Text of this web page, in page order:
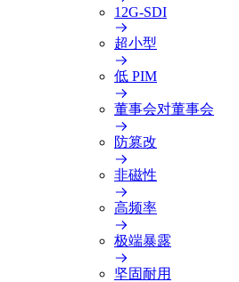
12G-SDI
超小型
低 PIM
董事会对董事会
防篡改
非磁性
高频率
极端暴露
坚固耐用